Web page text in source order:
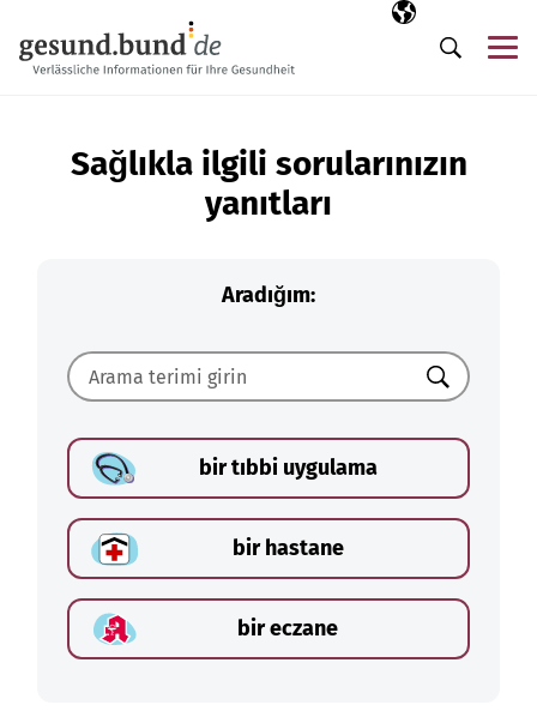
Seçili dil
TR
Arama
Sağlıkla ilgili sorularınızın
yanıtları
Aradığım:
Ara
bir tıbbi uygulama
bir hastane
bir eczane